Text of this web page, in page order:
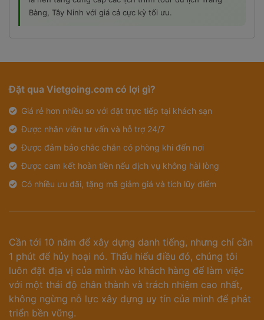
Bàng, Tây Ninh với giá cả cực kỳ tối ưu.
Đặt qua Vietgoing.com có lợi gì?
Giá rẻ hơn nhiều so với đặt trực tiếp tại khách sạn
Được nhân viên tư vấn và hỗ trợ 24/7
Được đảm bảo chắc chắn có phòng khi đến nơi
Được cam kết hoàn tiền nếu dịch vụ không hài lòng
Có nhiều ưu đãi, tặng mã giảm giá và tích lũy điểm
Cần tới 10 năm để xây dựng danh tiếng, nhưng chỉ cần
1 phút để hủy hoại nó. Thấu hiểu điều đó, chúng tôi
luôn đặt địa vị của mình vào khách hàng để làm việc
với một thái độ chân thành và trách nhiệm cao nhất,
không ngừng nỗ lực xây dựng uy tín của mình để phát
triển bền vững.